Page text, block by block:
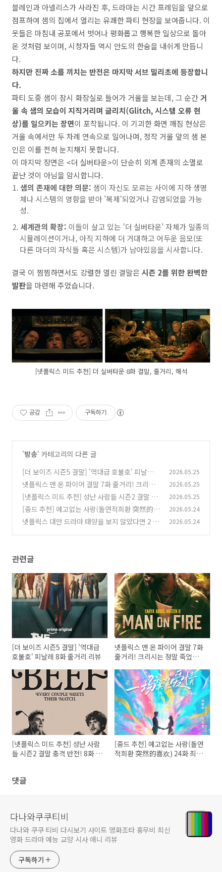
블레인과 아넬리스가 사라진 후, 드라마는 시간 프레임을 앞으로
점프하여 샘의 집에서 열리는 유쾌한 파티 현장을 보여줍니다. 이
웃들은 마침내 공포에서 벗어나 평화롭고 행복한 일상으로 돌아
온 것처럼 보이며, 시청자들 역시 안도의 한숨을 내쉬게 만듭니
다.
하지만 진짜 소름 끼치는 반전은 마지막 서브 밀리초에 등장합니
다.
파티 도중 샘이 잠시 화장실로 들어가 거울을 보는데, 그 순간 거
울 속 샘의 모습이 지직거리며 글리치(Glitch, 시스템 오류 현
상)를 일으키는 장면이 포착됩니다. 이 기괴한 화면 깨짐 현상은
거울 속에서만 두 차례 연속으로 일어나며, 정작 거울 앞의 샘 본
인은 이를 전혀 눈치채지 못합니다.
이 마지막 장면은 <더 실버타운>이 단순히 외계 존재의 소멸로
끝난 것이 아님을 암시합니다.
샘의 존재에 대한 의문: 샘이 자신도 모르는 사이에 지하 생명
체나 시스템의 영향을 받아 '복제'되었거나 감염되었을 가능
성.
세계관의 확장: 이들이 살고 있는 '더 실버타운' 자체가 일종의
시뮬레이션이거나, 아직 지하에 더 거대하고 어두운 음모(또
다른 마더의 자식들 혹은 시스템)가 남아있음을 시사합니다.
결국 이 찜찜하면서도 강렬한 열린 결말은 시즌 2를 위한 완벽한
발판을 마련해 주었습니다.
[넷플릭스 미드 추천] 더 실버타운 8화 결말, 줄거리, 해석
공감 구독하기
'방송' 카테고리의 다른 글
[더 보이즈 시즌5 결말] '역대급 호불호' 피날레 8
화 줄거리 리뷰
(0)
2026.05.25
넷플릭스 맨 온 파이어 결말 7화 줄거리! 크리시
는 정말 죽었을까? 시즌2 가능성은?
(0)
2026.05.25
[넷플릭스 미드 추천] 성난 사람들 시즌2 결말 충
격 반전! 8화 줄거리부터 최종화 해석까지 완벽
정리
(0)
2026.05.25
[중드 추천] 예고없는 사랑(돌연적희환 突然的喜
欢) 24화 최종화 줄거리 결말: 시공간을 뛰어넘은
2026.05.24
넷플릭스 대만 드라마 태양을 보지 않았다면 2 줄
2026.05.24
관련글
[더 보이즈 시즌5 결말] '역대급
호불호' 피날레 8화 줄거리 리뷰
넷플릭스 맨 온 파이어 결말 7화
줄거리! 크리시는 정말 죽었을
[넷플릭스 미드 추천] 성난 사람
들 시즌2 결말 충격 반전! 8화 줄
[중드 추천] 예고없는 사랑(돌연
적희환 突然的喜欢) 24화 최종
댓글
다나와쿠쿠티비
다나와 쿠쿠 티비 다시보기 사이트 영화조타 홍무비 최신
영화 드라마 예능 교양 시사 애니 리뷰
구독하기